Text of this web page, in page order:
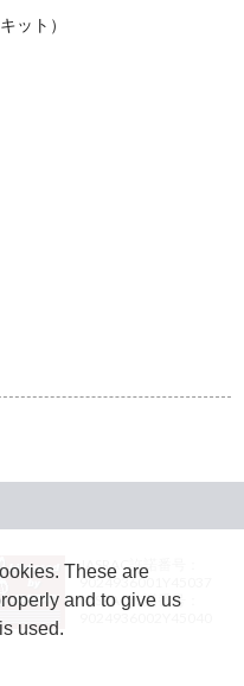
ット）
JASRAC許諾番号：
9024936001Y45037
JASRAC許諾番号：
These are
and to give us
used.